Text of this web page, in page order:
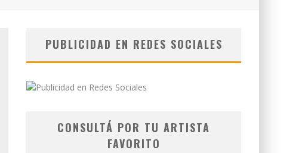
PUBLICIDAD EN REDES SOCIALES
CONSULTÁ POR TU ARTISTA
FAVORITO